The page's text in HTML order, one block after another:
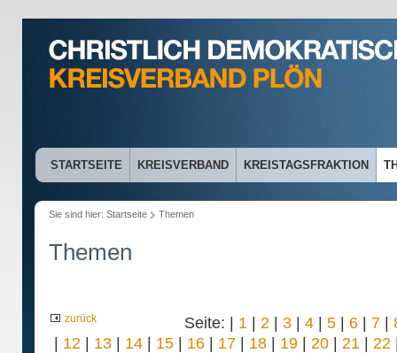
STARTSEITE KREISVERBAND KREISTAGSFRAKTION
Sie sind hier: Startseite Themen
Themen
zurück Seite: | 1 | 2 | 3 | 4 | 5 | 6 | 7 |
| 12 | 13| 14| 15| 16| 17| 18| 19| 20| 21 | 22